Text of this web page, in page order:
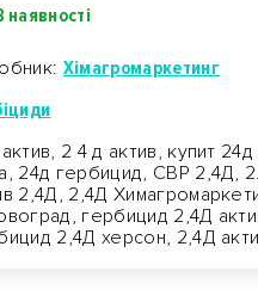
наявності
Хімагромаркетинг
2 4 д актив, купит
24д гербицид, СВР 2,4Д,
2,4Д, 2,4Д
гербицид 2,4Д
2,4Д херсон, 2,4Д